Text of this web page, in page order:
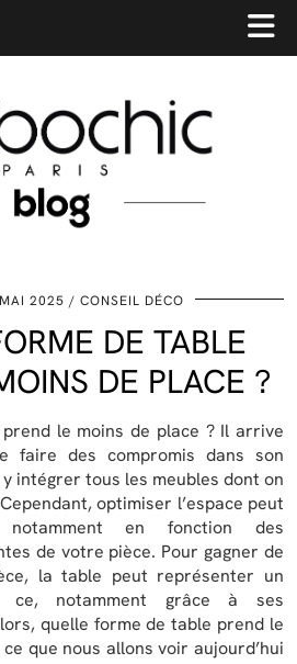
2025 CONSEIL DÉCO
DE TABLE
DE PLACE ?
le moins de place ? Il arrive
faire des compromis dans son
intégrer tous les meubles dont on
optimiser l’espace peut
notamment en fonction des
de votre pièce. Pour gagner de
la table peut représenter un
ce, notamment grâce à ses
quelle forme de table prend le
que nous allons voir aujourd’hui